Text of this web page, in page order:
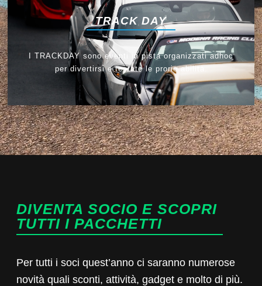
TRACK DAY
I TRACKDAY sono eventi in pista organizzati adhoc
per divertirsi e testate le prorie abilità.
DIVENTA SOCIO E SCOPRI
TUTTI I PACCHETTI
Per tutti i soci quest’anno ci saranno numerose
novità quali sconti, attività, gadget e molto di più.